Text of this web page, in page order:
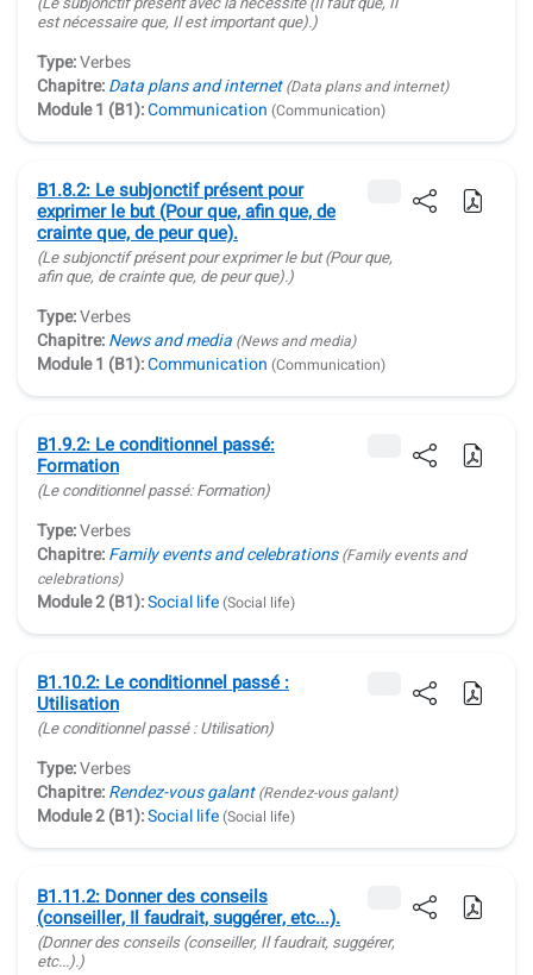
est nécessaire que, Il est important que).)
Type:Verbes
Chapitre:Data plans and internet (Data plans and internet)
Module 1 (B1):Communication (Communication)
B1.8.2: Le subjonctif présent pour
exprimer le but (Pour que, afin que, de
crainte que, de peur que).
(Le subjonctif présent pour exprimer le but(Pour que,
afin que, de crainte que, de peur que).)
Type:Verbes
Chapitre:News and media (News and media)
Module 1 (B1):Communication (Communication)
B1.9.2: Le conditionnel passé:
Formation
(Le conditionnel passé: Formation)
Type:Verbes
Chapitre:Family events and celebrations (Family events and
celebrations)
Module 2 (B1):Social life(Social life)
B1.10.2: Le conditionnel passé :
Utilisation
(Le conditionnel passé : Utilisation)
Type:Verbes
Chapitre:Rendez-vous galant (Rendez-vous galant)
Module 2 (B1):Social life(Social life)
B1.11.2: Donner des conseils
(conseiller, Il faudrait, suggérer, etc...).
(Donner des conseils (conseiller, Il faudrait, suggérer,
etc...).)